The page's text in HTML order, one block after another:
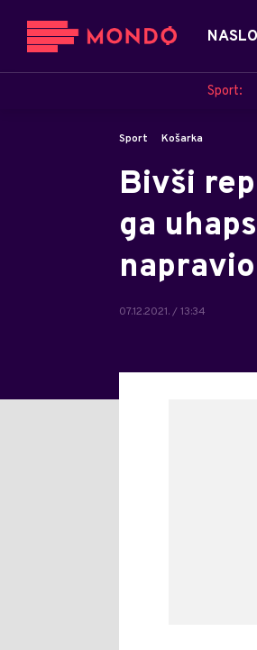
Sport:
Sport Košarka
Bivši
ga
07.12.2021. / 13:34